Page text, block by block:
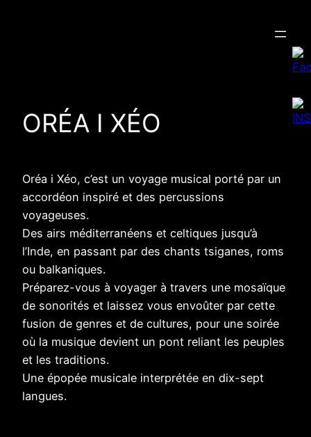
ORÉA I XÉO
Oréa i Xéo, c’est un voyage musical porté par un
accordéon inspiré et des percussions
voyageuses.
Des airs méditerranéens et celtiques jusqu’à
l’Inde, en passant par des chants tsiganes, roms
ou balkaniques.
Préparez-vous à voyager à travers une mosaïque
de sonorités et laissez vous envoûter par cette
fusion de genres et de cultures, pour une soirée
où la musique devient un pont reliant les peuples
et les traditions.
Une épopée musicale interprétée en dix-sept
langues.